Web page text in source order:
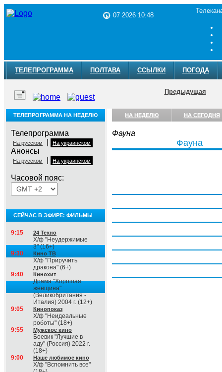
07 2026 10:48
ТЕЛЕПРОГРАММА ПОЛТАВА ССЫЛКИ ПОГОДА
Предыдущая
ТЕЛЕПРОГРАММА НА НЕДЕЛЮ
Телепрограмма
На русском На украинском
Анонсы
На русском На украинском
Часовой пояс:
СЕЙЧАС В ЭФИРЕ: ФИЛЬМЫ
9:15 24 Техно
Х/ф "Неудержимые
3" (16+)
9:30
Кино ТВ
Х/ф "Приручить
дракона" (6+)
9:40
Кинохит
Драма "Хорошая
женщина"
(Великобритания -
Италия) 2004 г. (12+)
9:05
Кинопоказ
Х/ф "Неидеальные
роботы" (18+)
9:55
Мужское кино
Боевик "Лучшие в
аду" (Россия) 2022 г.
(18+)
9:00
Наше любимое кино
Х/ф "Вспомнить все"
НА НЕДЕЛЮ НА СЕГОДНЯ
Фауна
Фауна